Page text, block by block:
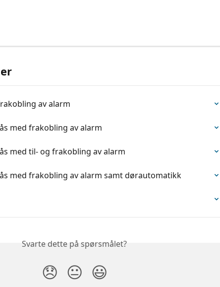
av alarm
med frakobling av alarm
med til- og frakobling av alarm
med frakobling av alarm samt dørautomatikk
Svarte dette på spørsmålet?
😞 😐 😃